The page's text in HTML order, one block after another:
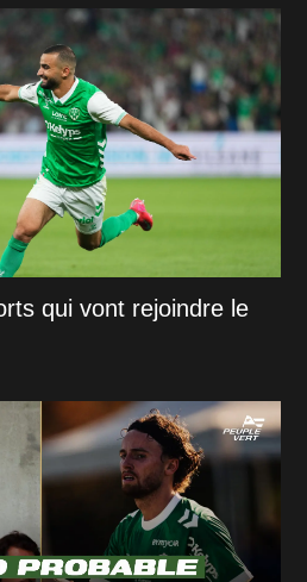
qui vont rejoindre le